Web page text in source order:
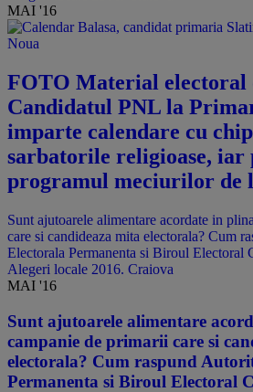
MAI '16
​FOTO Material electoral
Candidatul PNL la
imparte calendare cu
sarbatorile religioase, iar
programul meciurilor de
Sunt ajutoarele alimentare acordate in
care si candideaza mita electorala? Cum
Electorala Permanenta si Biroul Electoral
Alegeri locale 2016. Craiova
MAI '16
Sunt ajutoarele alimentare
campanie de primarii care si
electorala? Cum raspund
Permanenta si Biroul Electoral